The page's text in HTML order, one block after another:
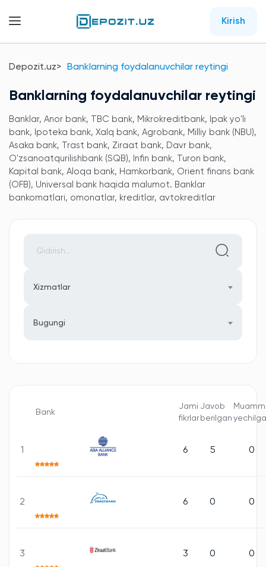
Kirish
Depozit.uz Banklarning foydalanuvchilar reytingi
Banklarning foydalanuvchilar reytingi
Banklar, Anor bank, TBC bank, Mikrokreditbank, Ipak yo'li
bank, Ipoteka bank, Xalq bank, Agrobank, Milliy bank (NBU),
Asaka bank, Trast bank, Ziraat bank, Davr bank,
O'zsanoatqurilishbank (SQB), Infin bank, Turon bank,
Kapital bank, Aloqa bank, Hamkorbank, Orient finans bank
(OFB), Universal bank haqida malumot. Banklar
bankomatlari, omonatlar, kreditlar, avtokreditlar
Bugungi
Xizmatlar
Bank
Jami
fikrlar
Javob
berilgan
1 6 5 0
2 6 0 0
3 3 0 0